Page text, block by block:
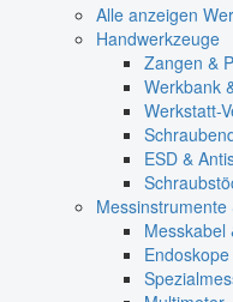
Alle anzeigen
Handwerkzeuge
Zangen &
Werkbank
Werkstatt-
ESD &
Messinstrumente
Messkabel